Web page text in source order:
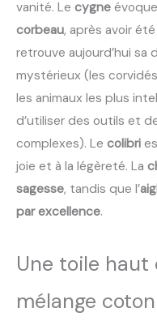
vanité. Le cygne
corbeau, après avoir
retrouve aujourd’hui sa
mystérieux (les
les animaux les plus
d’utiliser des outils et
complexes). Le colibri
joie et à la légèreté. La
sagesse, tandis que l’
par excellence.
Une toile haut
mélange